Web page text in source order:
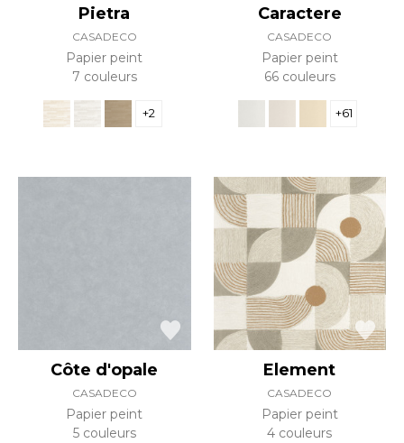
Pietra
CASADECO
Papier peint
7 couleurs
+2
Caractere
CASADECO
Papier peint
66 couleurs
+61
Côte d'opale
CASADECO
Papier peint
5 couleurs
Element
CASADECO
Papier peint
4 couleurs